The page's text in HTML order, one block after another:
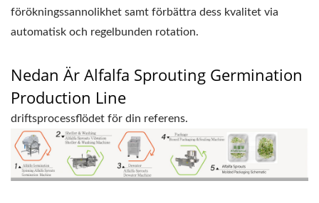
förökningssannolikhet samt förbättra dess kvalitet via
automatisk och regelbunden rotation.
Nedan Är Alfalfa Sprouting Germination
Production Line
driftsprocessflödet för din referens.